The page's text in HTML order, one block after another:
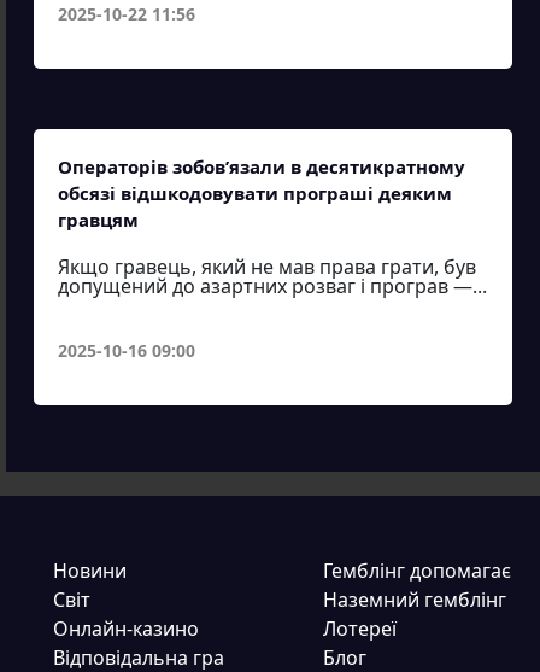
2025-10-22 11:56
Операторів зобов’язали в десятикратному
обсязі відшкодовувати програші деяким
гравцям
Якщо гравець, який не мав права грати, був
допущений до азартних розваг і програв —...
2025-10-16 09:00
Новини
Світ
Онлайн-казино
Відповідальна гра
Гемблінг допомагає
Наземний гемблінг
Лотереї
Блог